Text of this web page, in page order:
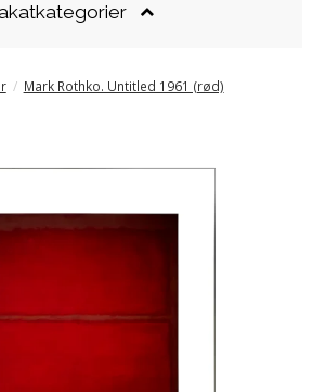
/ Mark Rothko. Untitled 1961 (rød)